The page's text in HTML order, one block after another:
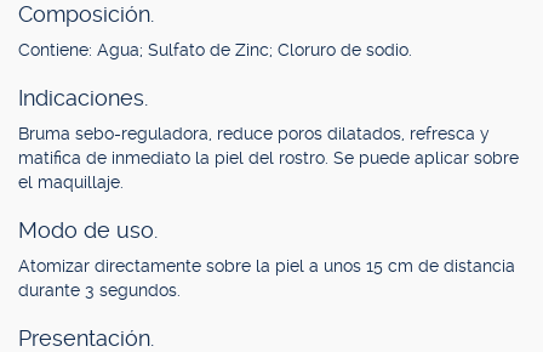
Composición.
Contiene: Agua; Sulfato de Zinc; Cloruro de sodio.
Indicaciones.
Bruma sebo-reguladora, reduce poros dilatados, refresca y
matifica de inmediato la piel del rostro. Se puede aplicar sobre
el maquillaje.
Modo de uso.
Atomizar directamente sobre la piel a unos 15 cm de distancia
durante 3 segundos.
Presentación.